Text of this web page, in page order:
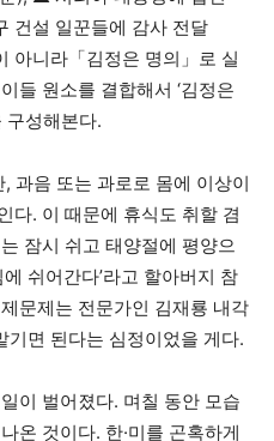
건설 일꾼들에 감사 전달
아니라「김정은 명의」로 실
들 원소를 결합해서 ‘김정은
구성해본다.
과음 또는 과로로 몸에 이상이
다. 이 때문에 휴식도 취할 겸
잠시 쉬고 태양절에 평양으
쉬어간다’라고 할아버지 참
문제는 전문가인 김재룡 내각
기면 된다는 심정이었을 게다.
이 벌어졌다. 며칠 동안 모습
온 것이다. 한·미를 곤혹하게